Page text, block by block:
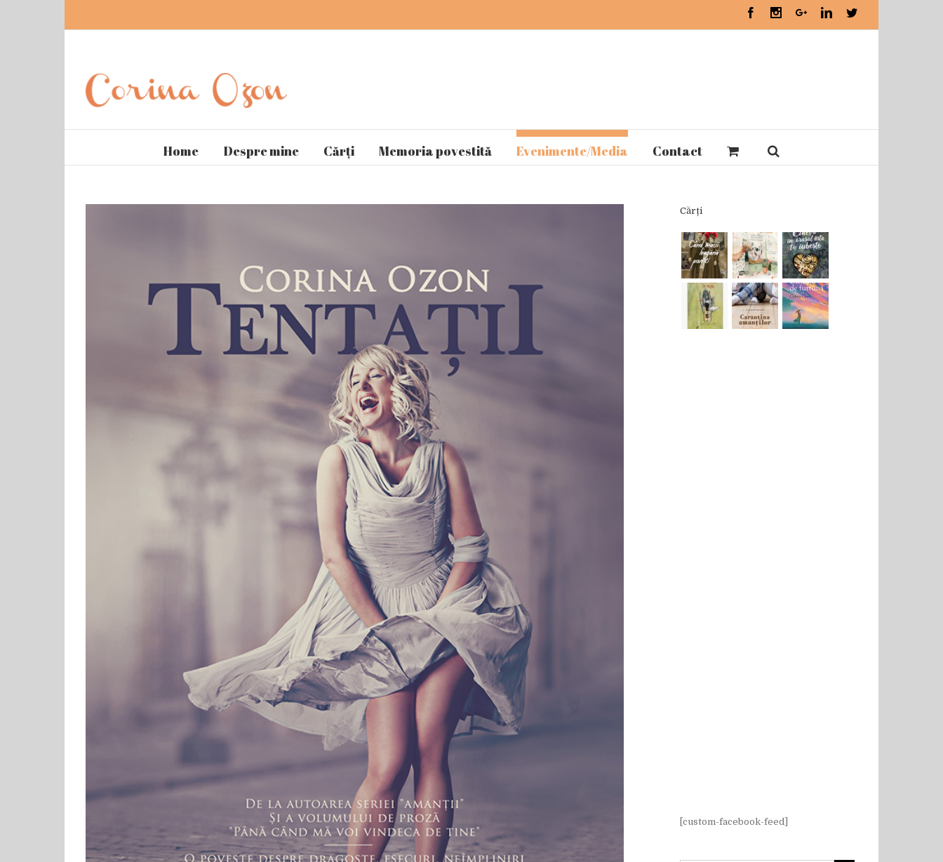
FacebookInstagramGoogle+LinkedinTwitter
Home Despre mine Cărți Memoria povestită Evenimente/Media Contact
Cărți
[custom-facebook-feed]